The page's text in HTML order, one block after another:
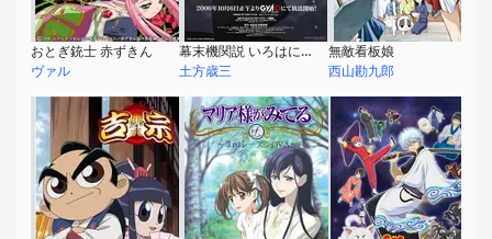
おとぎ銃士 赤ずきん
ヴァル
幕末機関説 いろはにほへと
土方歳三
無敵看板娘
西山勘九郎